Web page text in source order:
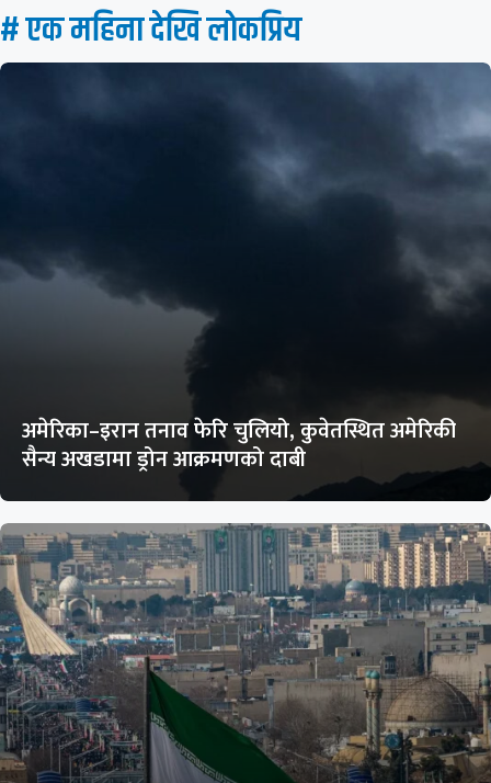
# एक महिना देखि लाेकप्रिय
अमेरिका–इरान तनाव फेरि चुलियो, कुवेतस्थित अमेरिकी
सैन्य अखडामा ड्रोन आक्रमणको दाबी